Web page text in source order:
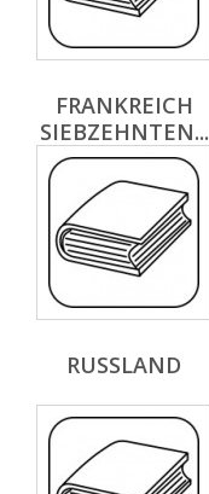
FRANKREICH
SIEBZEHNTEN...
RUSSLAND